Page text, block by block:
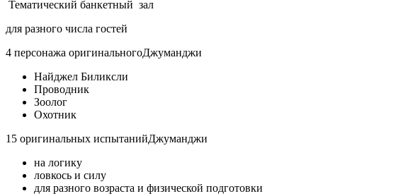
Тематический банкетный зал
для разного числа гостей
4 персонажа оригинальногоДжуманджи
Найджел Биликсли
Проводник
Зоолог
Охотник
15 оригинальных испытанийДжуманджи
на логику
ловкось и силу
для разного возраста и физической подготовки